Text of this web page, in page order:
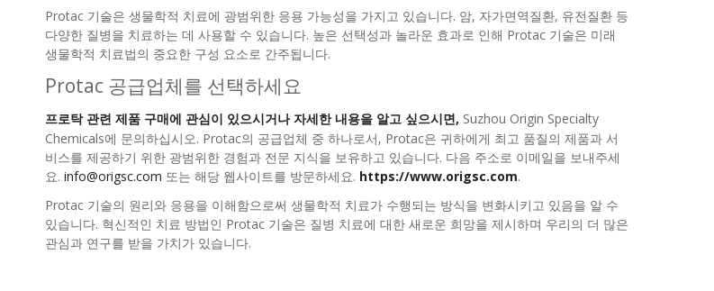
Protac 기술은 생물학적 치료에 광범위한 응용 가능성을 가지고 있습니다. 암, 자가면역질환, 유전질환 등
다양한 질병을 치료하는 데 사용할 수 있습니다. 높은 선택성과 놀라운 효과로 인해 Protac 기술은 미래
생물학적 치료법의 중요한 구성 요소로 간주됩니다.
Protac 공급업체를 선택하세요
프로탁 관련 제품 구매에 관심이 있으시거나 자세한 내용을 알고 싶으시면, Suzhou Origin Specialty
Chemicals에 문의하십시오. Protac의 공급업체 중 하나로서, Protac은 귀하에게 최고 품질의 제품과 서
비스를 제공하기 위한 광범위한 경험과 전문 지식을 보유하고 있습니다. 다음 주소로 이메일을 보내주세
요. info@origsc.com 또는 해당 웹사이트를 방문하세요. https://www.origsc.com.
Protac 기술의 원리와 응용을 이해함으로써 생물학적 치료가 수행되는 방식을 변화시키고 있음을 알 수
있습니다. 혁신적인 치료 방법인 Protac 기술은 질병 치료에 대한 새로운 희망을 제시하며 우리의 더 많은
관심과 연구를 받을 가치가 있습니다.